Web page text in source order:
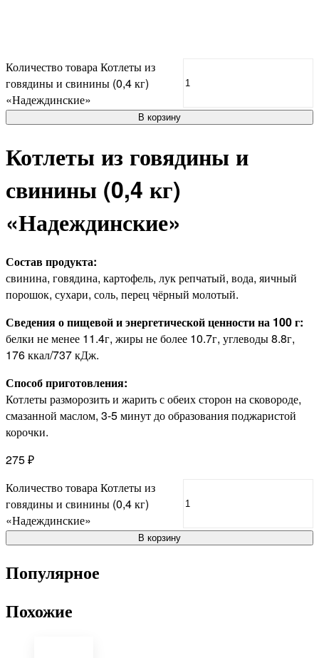
Количество товара Котлеты из
говядины и свинины (0,4 кг)
«Надеждинские»
В корзину
Котлеты из говядины и
свинины (0,4 кг)
«Надеждинские»
Состав продукта:
свинина, говядина, картофель, лук репчатый, вода, яичный
порошок, сухари, соль, перец чёрный молотый.
Сведения о пищевой и энергетической ценности на 100 г:
белки не менее 11.4г, жиры не более 10.7г, углеводы 8.8г,
176 ккал/737 кДж.
Способ приготовления:
Котлеты разморозить и жарить с обеих сторон на сковороде,
смазанной маслом, 3-5 минут до образования поджаристой
корочки.
275₽
Количество товара Котлеты из
говядины и свинины (0,4 кг)
«Надеждинские»
В корзину
Популярное
Похожие